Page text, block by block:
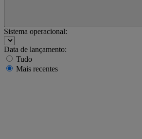
Sistema operacional:
Data de lançamento:
Tudo
Mais recentes